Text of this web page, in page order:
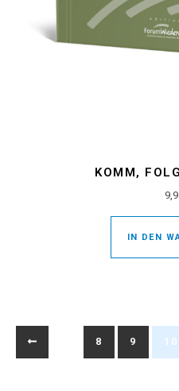
KOMM,
IN DEN
8 9 10